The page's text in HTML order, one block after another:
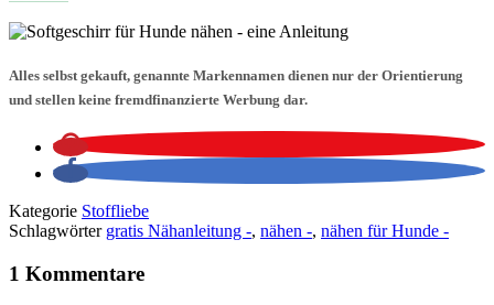
Alles selbst gekauft, genannte Markennamen dienen nur der Orientierung
und stellen keine fremdfinanzierte Werbung dar.
Kategorie Stoffliebe
Schlagwörter gratis Nähanleitung -, nähen -, nähen für Hunde -
1 Kommentare